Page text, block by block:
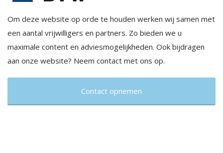
Om deze website op orde te houden werken wij samen met
een aantal vrijwilligers en partners. Zo bieden we u
maximale content en adviesmogelijkheden. Ook bijdragen
aan onze website? Neem contact met ons op.
Contact opnemen